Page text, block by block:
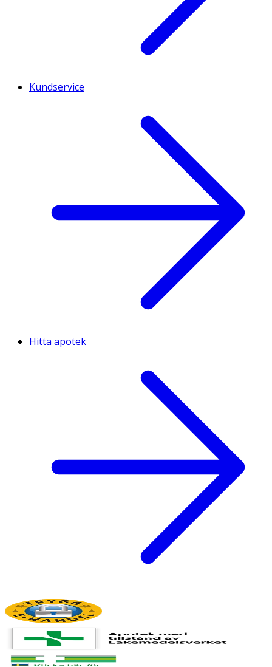
Kundservice
Hitta apotek